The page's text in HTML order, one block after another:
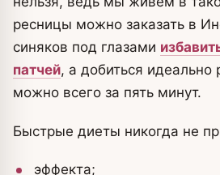
ресницы можно заказать в
синяков под глазами
патчей, а добиться идеально
можно всего за пять минут.
Быстрые диеты никогда не
эффекта;